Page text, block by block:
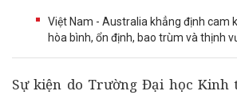
Việt Nam - Australia khẳng định cam
hòa bình, ổn định, bao trùm và thịnh
Sự kiện do Trường Đại học Kinh